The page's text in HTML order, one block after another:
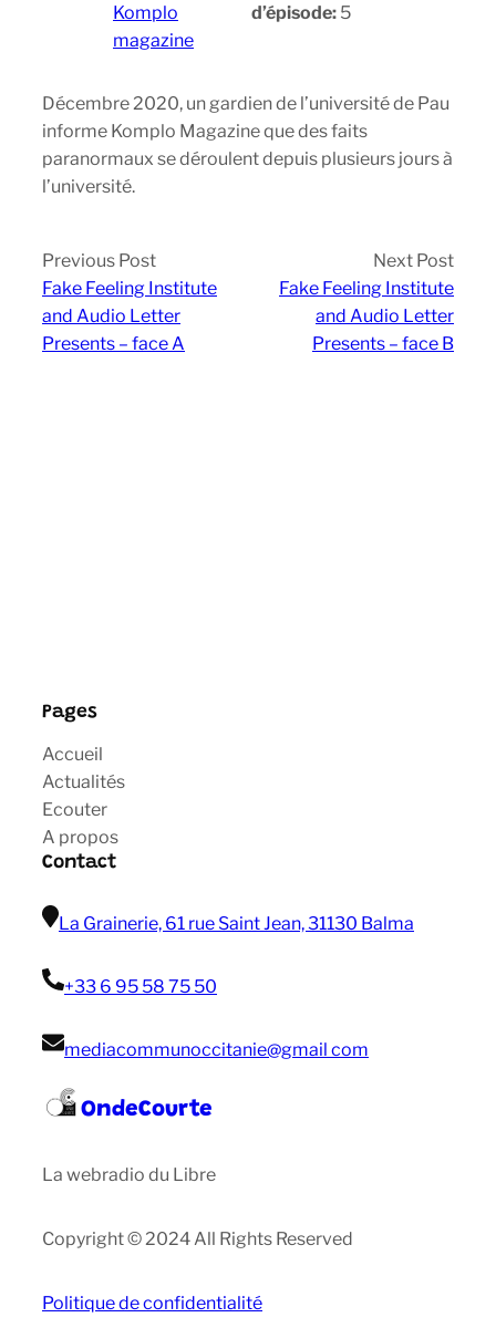
Komplo
magazine
d’épisode: 5
Décembre 2020, un gardien de l’université de Pau
informe Komplo Magazine que des faits
paranormaux se déroulent depuis plusieurs jours à
l’université.
Previous Post
Fake Feeling Institute
and Audio Letter
Presents – face A
Next Post
Fake Feeling Institute
and Audio Letter
Presents – face B
Pages
Accueil
Actualités
Ecouter
A propos
Contact
La Grainerie, 61 rue Saint Jean, 31130 Balma
+33 6 95 58 75 50
mediacommunoccitanie@gmail com
OndeCourte
La webradio du Libre
Copyright © 2024 All Rights Reserved
Politique de confidentialité